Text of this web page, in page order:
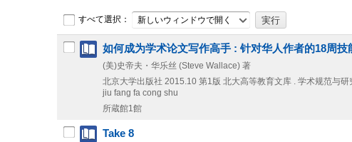
すべて選択： 新しいウィンドウで開く
如何成为学术论文写作高手 : 针对华人作者的18周技
(美)史帝夫・华乐丝 (Steve Wallace) 著
北京大学出版社 2015.10 第1版 北大高等教育文库 . 学术规范与
jiu fang fa cong shu
所蔵館1館
Take 8